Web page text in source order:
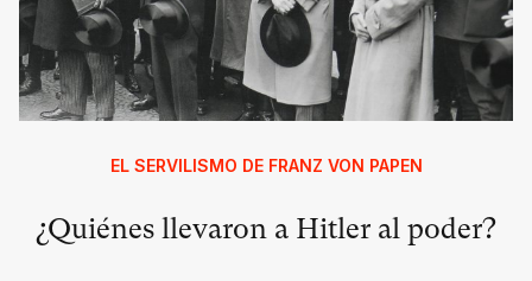
EL SERVILISMO DE FRANZ VON PAPEN
¿Quiénes llevaron a Hitler al poder?